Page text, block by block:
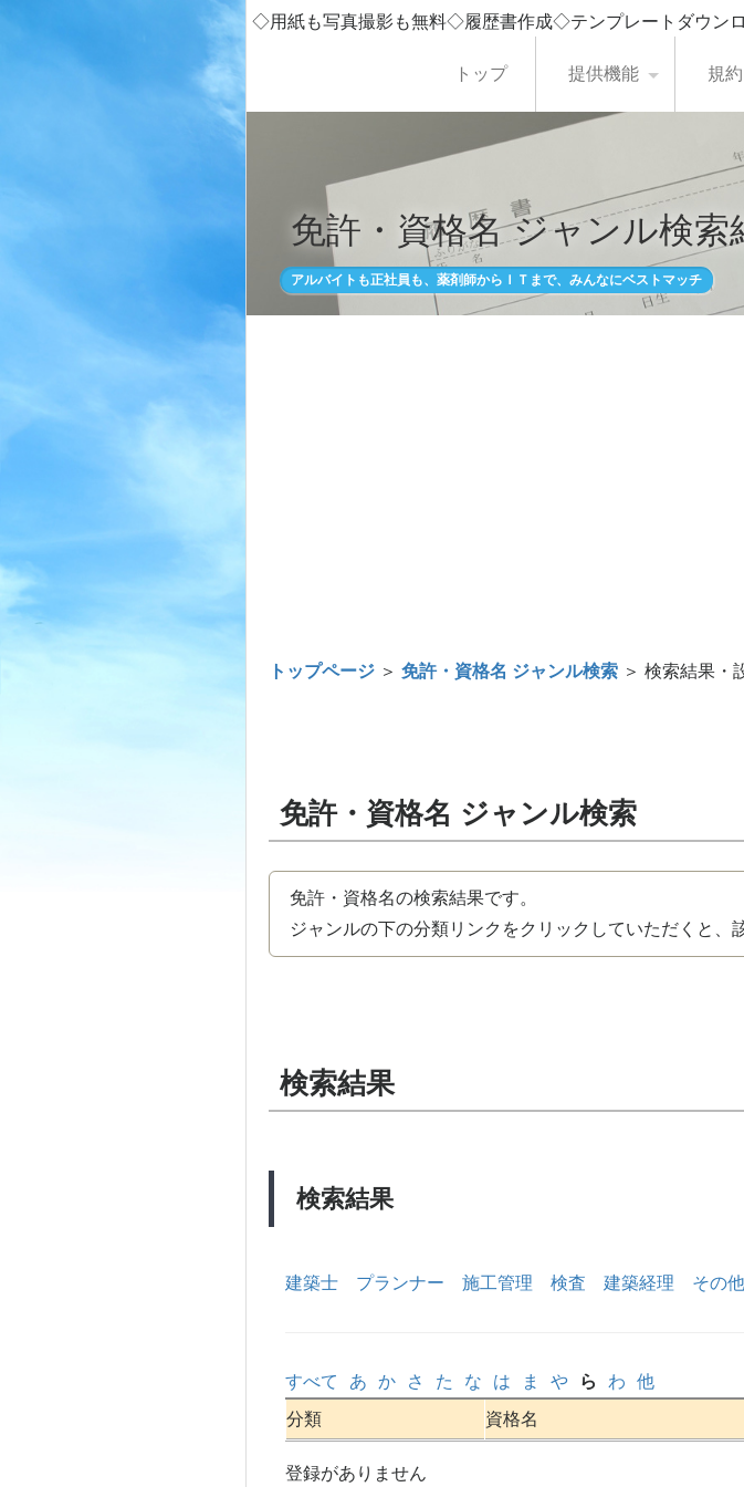
◇用紙も写真撮影も無料◇履歴書作成◇テンプレートダウ
トップ 提供機能 規約
免許・資格名 ジャンル検索
アルバイトも正社員も、薬剤師からＩＴまで、みんなにベストマッチ
トップページ ＞ 免許・資格名 ジャンル検索 ＞ 検索結果・
免許・資格名 ジャンル検索
免許・資格名の検索結果です。
ジャンルの下の分類リンクをクリックしていただくと、
検索結果
検索結果
建築士 プランナー 施工管理 検査 建築経理 その他
すべて あ か さ た な は ま や ら わ
他
分類
資格名
登録がありません